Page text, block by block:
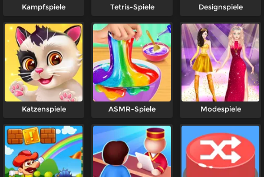
Kampfspiele Tetris-Spiele Designspiele
Katzenspiele ASMR-Spiele Modespiele